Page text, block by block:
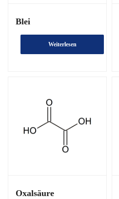
Blei
Weiterlesen
Oxalsäure